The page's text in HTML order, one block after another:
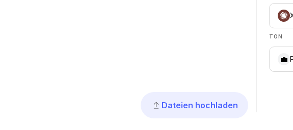
Dateien hochladen
TON
💼